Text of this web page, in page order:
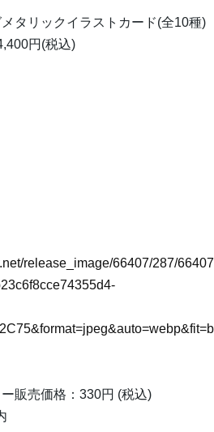
タリックイラストカード(全10種)
円(税込)
release_image/66407/287/
販売価格：330円 (税込)